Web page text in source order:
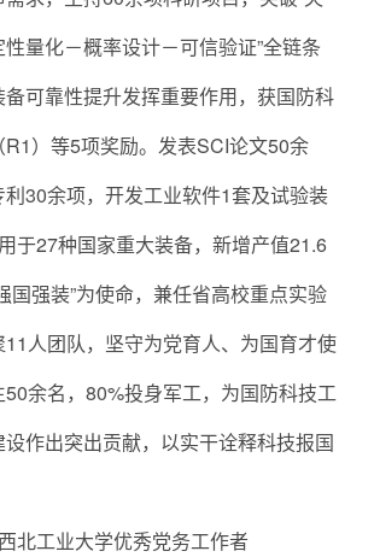
量化－概率设计－可信验证”全链条
可靠性提升发挥重要作用，获国防科
）等5项奖励。发表SCI论文50余
30余项，开发工业软件1套及试验装
于27种国家重大装备，新增产值21.6
国强装”为使命，兼任省高校重点实验
人团队，坚守为党育人、为国育才使
余名，80%投身军工，为国防科技工
作出突出贡献，以实干诠释科技报国
西北工业大学优秀党务工作者